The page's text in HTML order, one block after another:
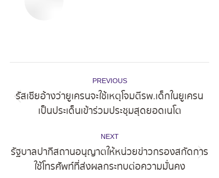
navigation
PREVIOUS
Previous
post:
รัสเซียอ้างว่ายูเครนจะใช้เหตุโจมตีรพ.เด็กในยูเครน
เป็นประเด็นเข้าร่วมประชุมสุดยอดเนโต
NEXT
post:
รัฐบาลปากีสถานอนุญาตให้หน่วยข่าวกรองสกัดการ
ใช้โทรศัพท์ที่ส่งผลกระทบต่อความมั่นคง